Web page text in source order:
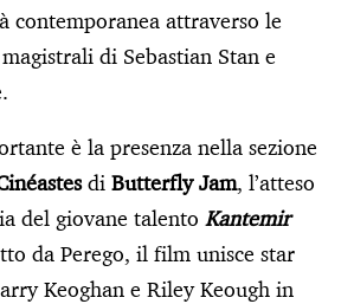
contemporanea attraverso le
di Sebastian Stan e
è la presenza nella sezione
di Butterfly Jam, l’atteso
del giovane talento Kantemir
da Perego, il film unisce star
Keoghan e Riley Keough in